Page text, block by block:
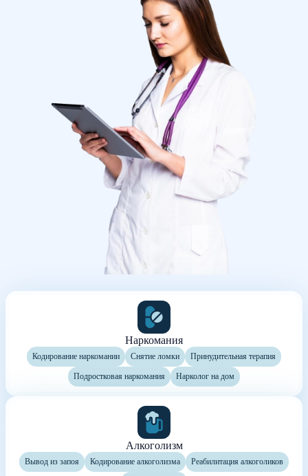
Наркомания
Кодирование наркомании Снятие ломки Принудительная терапия
Подростковая наркомания Нарколог на дом
Алкоголизм
Вывод из запоя Кодирование алкоголизма Реабилитация алкоголиков